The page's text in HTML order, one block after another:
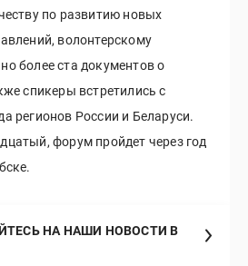
по развитию новых
волонтерскому
более ста документов о
спикеры встретились с
регионов России и Беларуси.
форум пройдет через год
НА НАШИ НОВОСТИ В